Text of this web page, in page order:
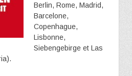
Berlin, Rome, Madrid,
Barcelone,
Copenhague,
Lisbonne,
Siebengebirge et Las